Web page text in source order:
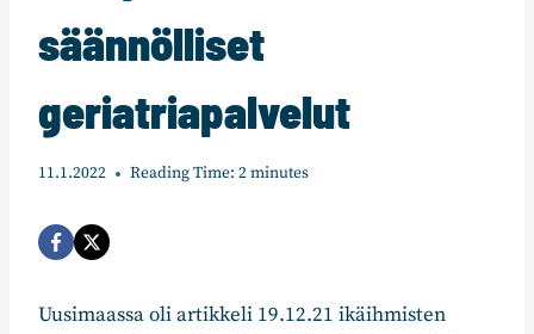
säännölliset
geriatriapalvelut
11.1.2022 Reading Time: 2minutes
Uusimaassa oli artikkeli 19.12.21 ikäihmisten